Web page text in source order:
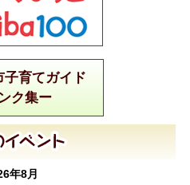
子育てガイド
ク集ー
年8月